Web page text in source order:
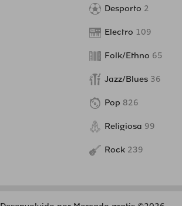
Desporto 2
Electro 109
Folk/Ethno 65
Jazz/Blues 36
Pop 826
Religiosa 99
Rock 239